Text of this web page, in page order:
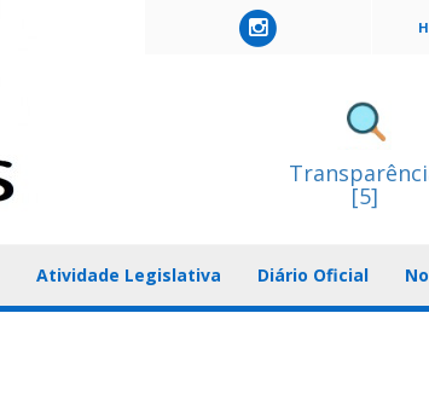
[5]
Atividade Legislativa Diário Oficial